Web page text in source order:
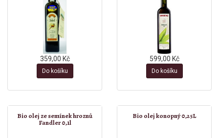
359,00 Kč
Do košíku
599,00 Kč
Do košíku
Bio olej ze semínek hroznů
Fandler 0,1l
Bio olej konopný 0,25L